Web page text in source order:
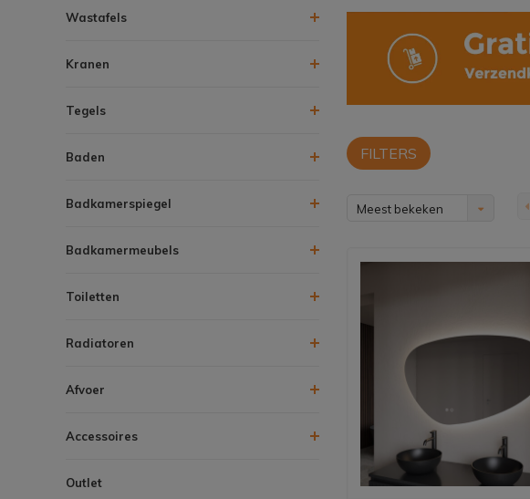
Wastafels
Kranen
Tegels
Baden
Badkamerspiegel
Badkamermeubels
Toiletten
Radiatoren
Afvoer
Accessoires
Outlet
FILTERS
Meest bekeken